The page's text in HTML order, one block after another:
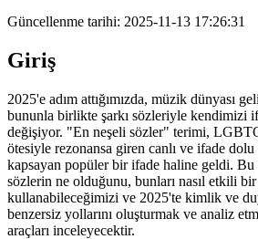
Güncellenme tarihi: 2025-11-13 17:26:31
Giriş
2025'e adım attığımızda, müzik dünyası
bununla birlikte şarkı sözleriyle kendimizi
değişiyor. "En neşeli sözler" terimi,
ötesiyle rezonansa giren canlı ve ifade dolu
kapsayan popüler bir ifade haline geldi. Bu
sözlerin ne olduğunu, bunları nasıl etkili
kullanabileceğimizi ve 2025'te kimlik ve
benzersiz yollarını oluşturmak ve analiz
araçları inceleyecektir.